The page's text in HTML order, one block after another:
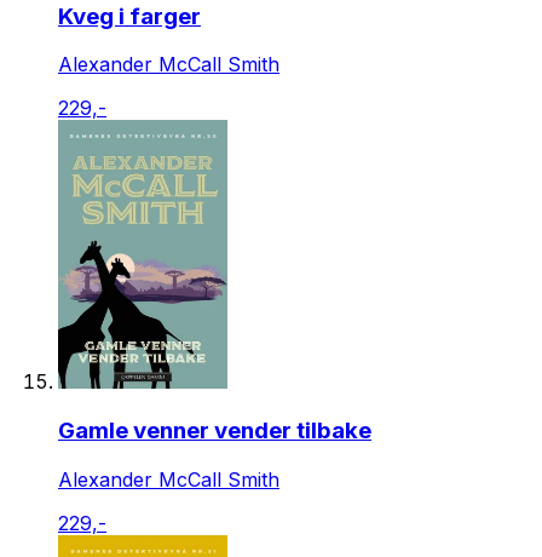
Kveg i farger
Alexander McCall Smith
229,-
Gamle venner vender tilbake
Alexander McCall Smith
229,-